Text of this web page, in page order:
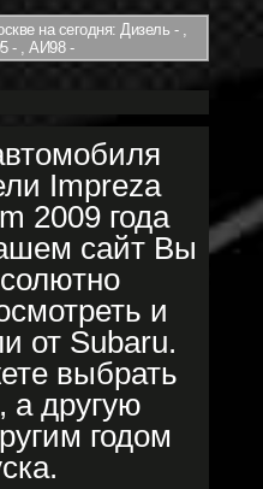
на сегодня: Дизель - ,
- , АИ98 -
Impreza
2009 года
сайт Вы
и
от Subaru.
выбрать
а другую
годом